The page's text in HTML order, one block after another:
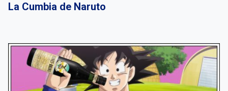
La Cumbia de Naruto